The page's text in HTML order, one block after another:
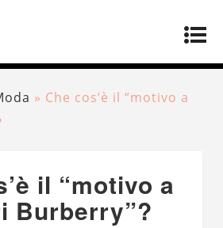
» Che cos’è il “motivo a
il “motivo a
Burberry”?